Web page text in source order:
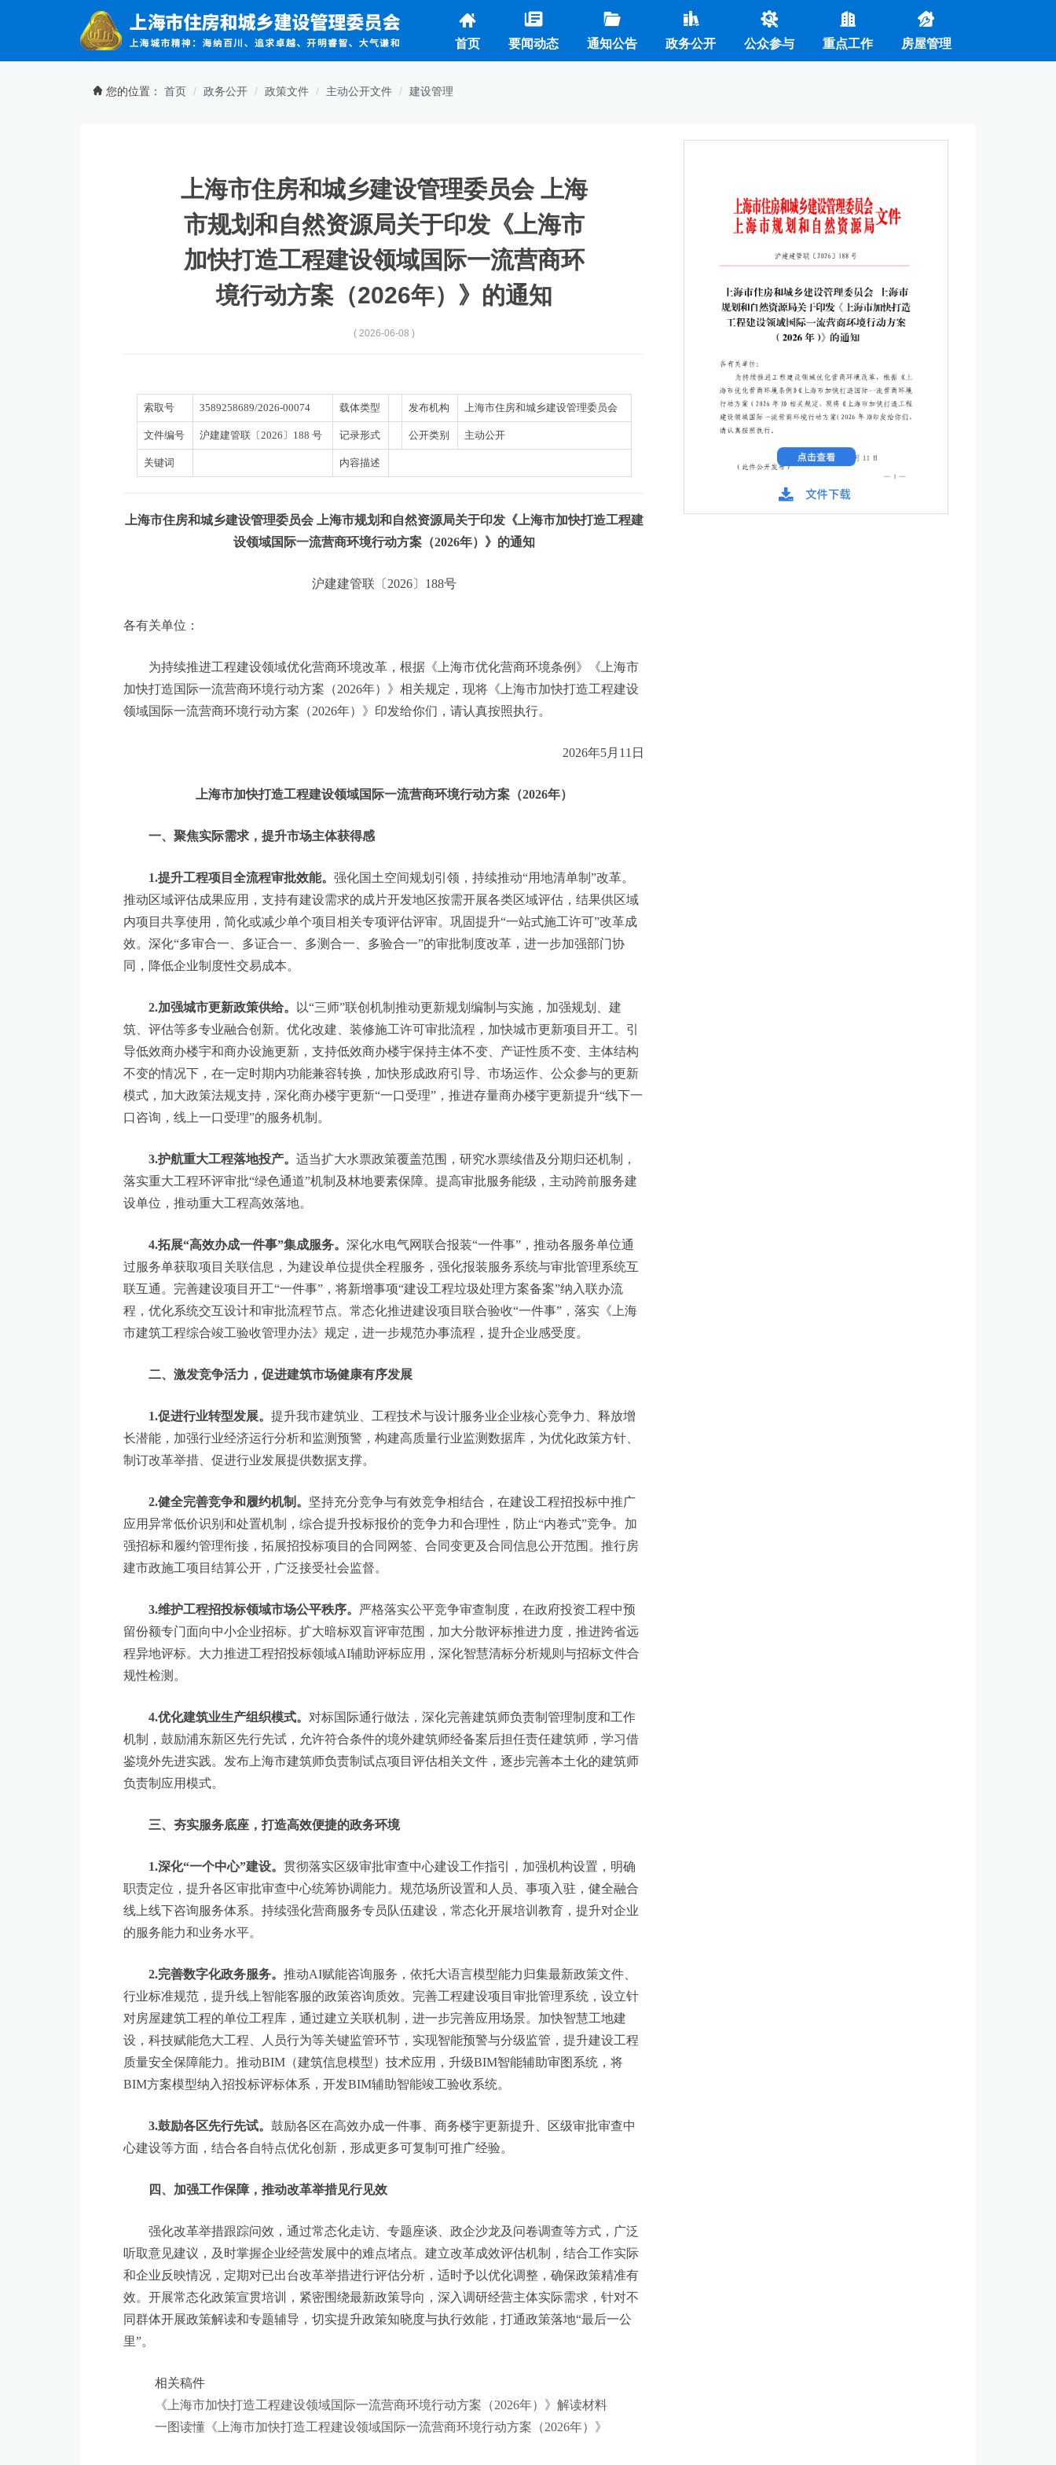
首页 要闻动态 通知公告 政务公开 公众参与 重点工作 房屋管理
您的位置： 首页 政务公开 政策文件 主动公开文件 建设管理
上海市住房和城乡建设管理委员会 上海
市规划和自然资源局关于印发《上海市
加快打造工程建设领域国际一流营商环
境行动方案（2026年）》的通知
( 2026-06-08 )
索取号 3589258689/2026-00074 载体类型 发布机构 上海市住房和城乡建设管理委员会
文件编号 沪建建管联〔2026〕188 号 记录形式 公开类别 主动公开
关键词 内容描述
上海市住房和城乡建设管理委员会 上海市规划和自然资源局关于印发《上海市加快打造工程建
设领域国际一流营商环境行动方案（2026年）》的通知
沪建建管联〔2026〕188号
各有关单位：
为持续推进工程建设领域优化营商环境改革，根据《上海市优化营商环境条例》《上海市
加快打造国际一流营商环境行动方案（2026年）》相关规定，现将《上海市加快打造工程建设
领域国际一流营商环境行动方案（2026年）》印发给你们，请认真按照执行。
2026年5月11日
上海市加快打造工程建设领域国际一流营商环境行动方案（2026年）
一、聚焦实际需求，提升市场主体获得感
1.提升工程项目全流程审批效能。 强化国土空间规划引领，持续推动“用地清单制”改革。
推动区域评估成果应用，支持有建设需求的成片开发地区按需开展各类区域评估，结果供区域
内项目共享使用，简化或减少单个项目相关专项评估评审。巩固提升“一站式施工许可”改革成
效。深化“多审合一、多证合一、多测合一、多验合一”的审批制度改革，进一步加强部门协
同，降低企业制度性交易成本。
2.加强城市更新政策供给。
以“三师”联创机制推动更新规划编制与实施，加强规划、建
筑、评估等多专业融合创新。优化改建、装修施工许可审批流程，加快城市更新项目开工。引
导低效商办楼宇和商办设施更新，支持低效商办楼宇保持主体不变、产证性质不变、主体结构
不变的情况下，在一定时期内功能兼容转换，加快形成政府引导、市场运作、公众参与的更新
模式，加大政策法规支持，深化商办楼宇更新“一口受理”，推进存量商办楼宇更新提升“线下一
口咨询，线上一口受理”的服务机制。
3.护航重大工程落地投产。 适当扩大水票政策覆盖范围，研究水票续借及分期归还机制，
落实重大工程环评审批“绿色通道”机制及林地要素保障。提高审批服务能级，主动跨前服务建
设单位，推动重大工程高效落地。
4.拓展“高效办成一件事”集成服务。 深化水电气网联合报装“一件事”，推动各服务单位通
过服务单获取项目关联信息，为建设单位提供全程服务，强化报装服务系统与审批管理系统互
联互通。完善建设项目开工“一件事”，将新增事项“建设工程垃圾处理方案备案”纳入联办流
程，优化系统交互设计和审批流程节点。常态化推进建设项目联合验收“一件事”，落实《上海
市建筑工程综合竣工验收管理办法》规定，进一步规范办事流程，提升企业感受度。
二、激发竞争活力，促进建筑市场健康有序发展
1.促进行业转型发展。 提升我市建筑业、工程技术与设计服务业企业核心竞争力、释放增
长潜能，加强行业经济运行分析和监测预警，构建高质量行业监测数据库，为优化政策方针、
制订改革举措、促进行业发展提供数据支撑。
2.健全完善竞争和履约机制。 坚持充分竞争与有效竞争相结合，在建设工程招投标中推广
应用异常低价识别和处置机制，综合提升投标报价的竞争力和合理性，防止“内卷式”竞争。加
强招标和履约管理衔接，拓展招投标项目的合同网签、合同变更及合同信息公开范围。推行房
建市政施工项目结算公开，广泛接受社会监督。
3.维护工程招投标领域市场公平秩序。 严格落实公平竞争审查制度，在政府投资工程中预
留份额专门面向中小企业招标。扩大暗标双盲评审范围，加大分散评标推进力度，推进跨省远
程异地评标。大力推进工程招投标领域AI辅助评标应用，深化智慧清标分析规则与招标文件合
规性检测。
4.优化建筑业生产组织模式。 对标国际通行做法，深化完善建筑师负责制管理制度和工作
机制，鼓励浦东新区先行先试，允许符合条件的境外建筑师经备案后担任责任建筑师，学习借
鉴境外先进实践。发布上海市建筑师负责制试点项目评估相关文件，逐步完善本土化的建筑师
负责制应用模式。
三、夯实服务底座，打造高效便捷的政务环境
1.深化“一个中心”建设。 贯彻落实区级审批审查中心建设工作指引，加强机构设置，明确
职责定位，提升各区审批审查中心统筹协调能力。规范场所设置和人员、事项入驻，健全融合
线上线下咨询服务体系。持续强化营商服务专员队伍建设，常态化开展培训教育，提升对企业
的服务能力和业务水平。
2.完善数字化政务服务。 推动AI赋能咨询服务，依托大语言模型能力归集最新政策文件、
行业标准规范，提升线上智能客服的政策咨询质效。完善工程建设项目审批管理系统，设立针
对房屋建筑工程的单位工程库，通过建立关联机制，进一步完善应用场景。加快智慧工地建
设，科技赋能危大工程、人员行为等关键监管环节，实现智能预警与分级监管，提升建设工程
质量安全保障能力。推动BIM（建筑信息模型）技术应用，升级BIM智能辅助审图系统，将
BIM方案模型纳入招投标评标体系，开发BIM辅助智能竣工验收系统。
3.鼓励各区先行先试。 鼓励各区在高效办成一件事、商务楼宇更新提升、区级审批审查中
心建设等方面，结合各自特点优化创新，形成更多可复制可推广经验。
四、加强工作保障，推动改革举措见行见效
强化改革举措跟踪问效，通过常态化走访、专题座谈、政企沙龙及问卷调查等方式，广泛
听取意见建议，及时掌握企业经营发展中的难点堵点。建立改革成效评估机制，结合工作实际
和企业反映情况，定期对已出台改革举措进行评估分析，适时予以优化调整，确保政策精准有
效。开展常态化政策宣贯培训，紧密围绕最新政策导向，深入调研经营主体实际需求，针对不
同群体开展政策解读和专题辅导，切实提升政策知晓度与执行效能，打通政策落地“最后一公
里”。
相关稿件
《上海市加快打造工程建设领域国际一流营商环境行动方案（2026年）》解读材料
一图读懂《上海市加快打造工程建设领域国际一流营商环境行动方案（2026年）》